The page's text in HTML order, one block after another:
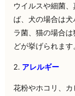
ウイルスや細菌
ば、犬の場合は
ラ菌、猫の場合
どが挙げられます
2. アレルギー
花粉やホコリ、